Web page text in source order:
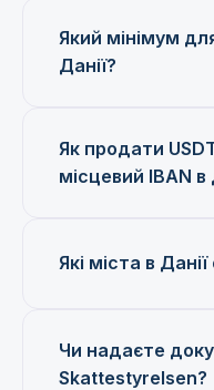
Який мінімум
Данії?
Як продати
місцевий IBAN в
Які міста в
Чи надаєте
Skattestyrelsen?